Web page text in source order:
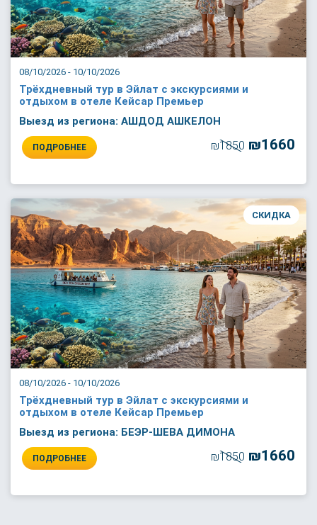
08/10/2026 - 10/10/2026
Трёхдневный тур в Эйлат с экскурсиями и
отдыхом в отеле Кейсар Премьер
Выезд из региона: АШДОД АШКЕЛОН
ПОДРОБНЕЕ ₪1850 ₪1660
08/10/2026 - 10/10/2026
СКИДКА
Трёхдневный тур в Эйлат с экскурсиями и
отдыхом в отеле Кейсар Премьер
Выезд из региона: БЕЭР-ШЕВА ДИМОНА
ПОДРОБНЕЕ ₪1850 ₪1660